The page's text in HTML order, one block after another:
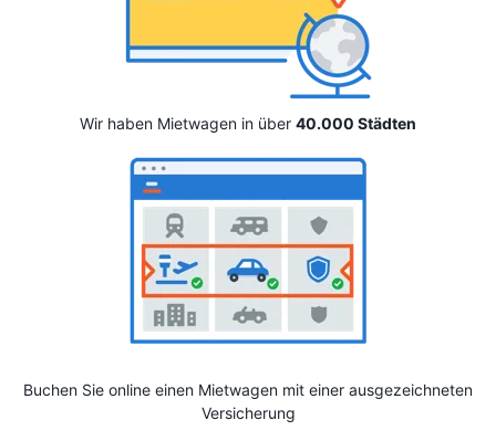
Wir haben Mietwagen in über 40.000 Städten
Buchen Sie online einen Mietwagen mit einer ausgezeichneten
Versicherung